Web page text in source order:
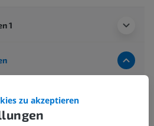
1
Weiße Substanz
Kommissuren
zu akzeptieren